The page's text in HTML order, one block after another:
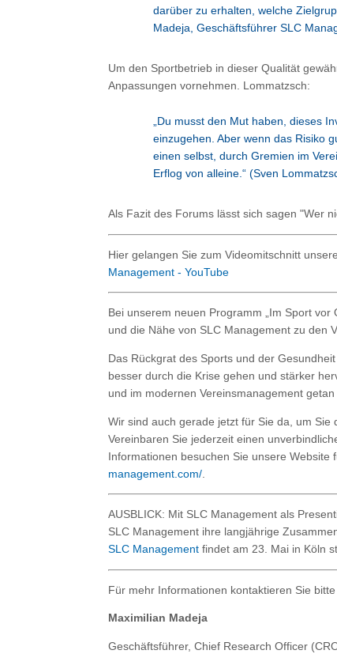
darüber zu erhalten, welche
Madeja, Geschäftsführer SLC
Um den Sportbetrieb in dieser Qualität
Anpassungen vornehmen. Lommatzsch:
„Du musst den Mut haben, dieses
einzugehen. Aber wenn das Risiko
einen selbst, durch Gremien im
Erflog von alleine.“ (Sven
Als Fazit des Forums lässt sich sagen "Wer
Hier gelangen Sie zum Videomitschnitt
Management - YouTube
Bei unserem neuen Programm „Im Sport
und die Nähe von SLC Management zu den
Das Rückgrat des Sports und der
besser durch die Krise gehen und stärker
und im modernen Vereinsmanagement
Wir sind auch gerade jetzt für Sie da, um
Vereinbaren Sie jederzeit einen
Informationen besuchen Sie unsere Website
management.com/
AUSBLICK: Mit SLC Management als
SLC Management ihre langjährige
SLC Management findet am 23. Mai in Köln
Für mehr Informationen kontaktieren Sie
Maximilian Madeja
Geschäftsführer, Chief Research Officer